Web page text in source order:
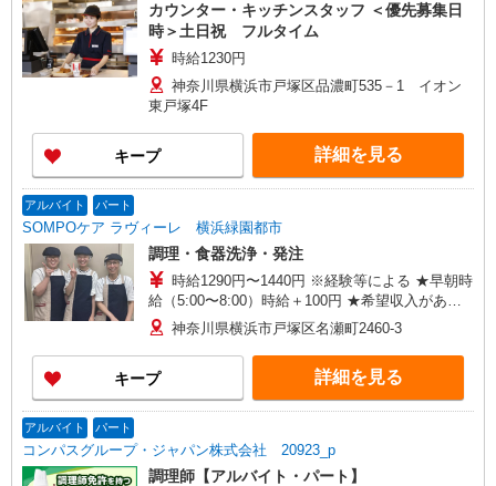
カウンター・キッチンスタッフ ＜優先募集日
時＞土日祝 フルタイム
時給1230円
神奈川県横浜市戸塚区品濃町535－1 イオン
東戸塚4F
キープ 詳細を見る
アルバイト パート
SOMPOケア ラヴィーレ 横浜緑園都市
調理・食器洗浄・発注
時給1290円〜1440円 ※経験等による ★早朝時
給（5:00〜8:00）時給＋100円 ★希望収入があり
ましたら、ご相談いただければ希望条件に合うか
の確認もいたします。 ★時間外手当別途支給 ★上
記金額は働きがい向上手当を含みます。 ★働きが
い向上手当※26年6月改定（地域により異なる）
社会保険加入者は更に＋50円
神奈川県横浜市戸塚区名瀬町2460-3
キープ 詳細を見る
アルバイト パート
コンパスグループ・ジャパン株式会社 20923_p
調理師【アルバイト・パート】